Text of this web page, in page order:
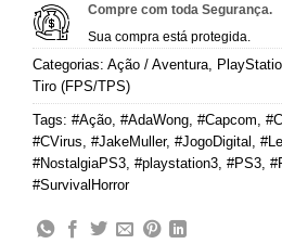
Compre com toda Segurança.
Sua compra está protegida.
Categorias: Ação / Aventura
Tiro (FPS/TPS)
Tags: #Ação #AdaWong #Capcom
#CVirus #JakeMuller, #JogoDigital
#NostalgiaPS3 #playstation3 #PS3
#SurvivalHorror